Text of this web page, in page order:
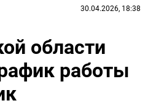
30.04.2026, 18:38
области
работы